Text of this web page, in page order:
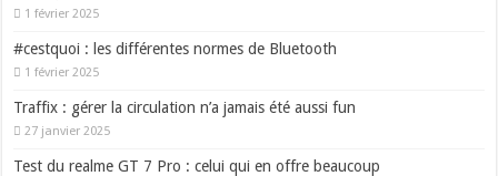
1 février 2025
#cestquoi : les différentes normes de Bluetooth
1 février 2025
Traffix : gérer la circulation n’a jamais été aussi fun
27 janvier 2025
Test du realme GT 7 Pro : celui qui en offre beaucoup